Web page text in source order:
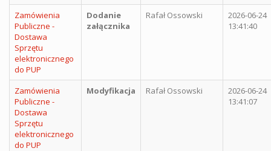
Zamówienia
Publiczne -
Dostawa
Sprzętu
elektronicznego
do PUP
Dodanie
załącznika
Rafał Ossowski
2026-06-24
13:41:40
Zamówienia
Publiczne -
Dostawa
Sprzętu
elektronicznego
do PUP
Modyfikacja Rafał Ossowski
2026-06-24
13:41:07